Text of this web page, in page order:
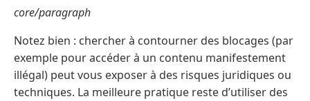
core/paragraph
Notez bien : chercher à contourner des blocages (par
exemple pour accéder à un contenu manifestement
illégal) peut vous exposer à des risques juridiques ou
techniques. La meilleure pratique reste d’utiliser des